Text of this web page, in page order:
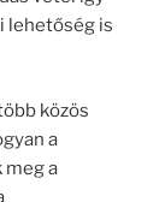
lehetőség is
közös
a
meg a